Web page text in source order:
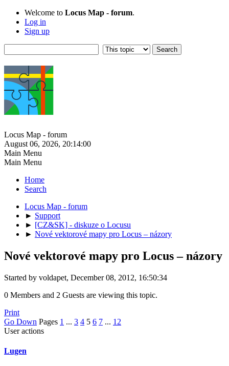
Welcome to Locus Map - forum.
Log in
Sign up
Locus Map - forum
August 06, 2026, 20:14:00
Main Menu
Main Menu
Home
Search
Locus Map - forum
► Support
► [CZ&SK] - diskuze o Locusu
► Nové vektorové mapy pro Locus – názory
Nové vektorové mapy pro Locus – názory
Started by voldapet, December 08, 2012, 16:50:34
0 Members and 2 Guests are viewing this topic.
Print
Go Down Pages 1 ... 3 4 5 6 7 ... 12
User actions
Lugen